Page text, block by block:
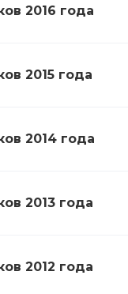
2016 года
2015 года
2014 года
2013 года
2012 года